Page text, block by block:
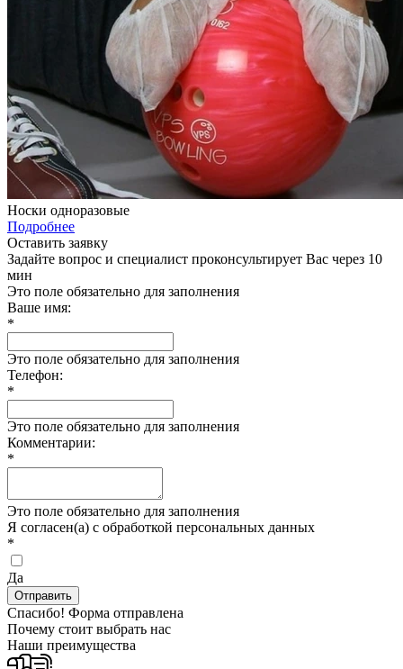
Носки одноразовые
Подробнее
Оставить заявку
Задайте вопрос и специалист проконсультирует Вас через 10
мин
Это поле обязательно для заполнения
Ваше имя:
*
Это поле обязательно для заполнения
Телефон:
*
Это поле обязательно для заполнения
Комментарии:
*
Это поле обязательно для заполнения
Я согласен(а) с обработкой персональных данных
*
Да
Отправить
Спасибо! Форма отправлена
Почему стоит выбрать нас
Наши преимущества